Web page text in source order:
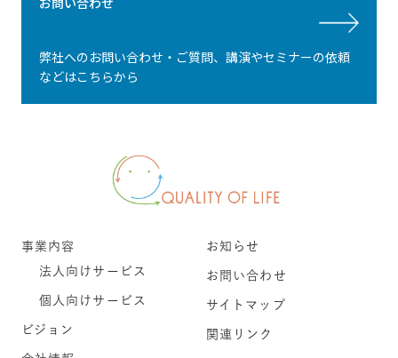
弊社へのお問い合わせ・ご質問、講演やセミナーの依頼
などはこちらから
事業内容
法人向けサービス
個人向けサービス
ビジョン
お知らせ
お問い合わせ
サイトマップ
関連リンク